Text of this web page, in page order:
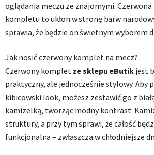
oglądania meczu ze znajomymi.
kompletu to ukłon w stronę barw
sprawia, że będzie on świetnym wyborem
Jak nosić czerwony komplet na mecz?
Czerwony komplet ze sklepu eButik jest
praktyczny, ale jednocześnie stylowy. Aby
kibicowski look, możesz zestawić go z
kamizelką, tworząc modny kontrast.
struktury, a przy tym sprawi, że całość
funkcjonalna – zwłaszcza w chłodniejsze